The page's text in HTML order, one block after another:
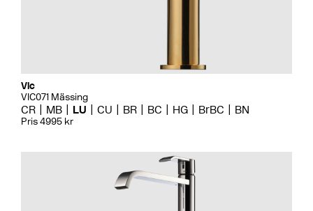
Vic
VIC071 Mässing
CR MB LU CU BR BC HG BrBC BN
Pris 4995 kr